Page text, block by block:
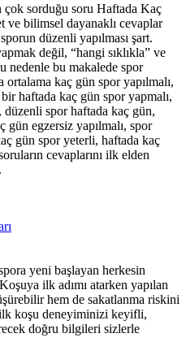
çok sorduğu soru Haftada Kaç
ve bilimsel dayanaklı cevaplar
düzenli yapılması şart.
değil, “hangi sıklıkla” ve
nedenle bu makalede spor
ortalama kaç gün spor yapılmalı,
haftada kaç gün spor yapmalı,
düzenli spor haftada kaç gün,
gün egzersiz yapılmalı, spor
gün spor yeterli, haftada kaç
cevaplarını ilk elden
yeni başlayan herkesin
ilk adımı atarken yapılan
hem de sakatlanma riskini
ilk koşu deneyiminizi keyifli,
doğru bilgileri sizlerle